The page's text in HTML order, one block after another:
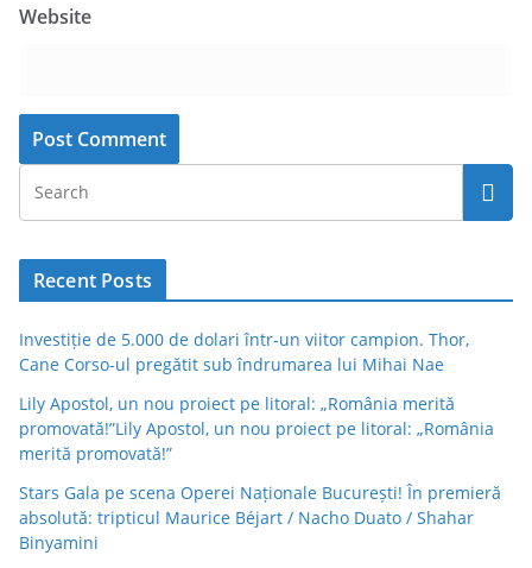
Website
Recent Posts
Investiție de 5.000 de dolari într-un viitor campion. Thor,
Cane Corso-ul pregătit sub îndrumarea lui Mihai Nae
Lily Apostol, un nou proiect pe litoral: „România merită
promovată!”Lily Apostol, un nou proiect pe litoral: „România
merită promovată!”
Stars Gala pe scena Operei Naționale București! În premieră
absolută: tripticul Maurice Béjart / Nacho Duato / Shahar
Binyamini